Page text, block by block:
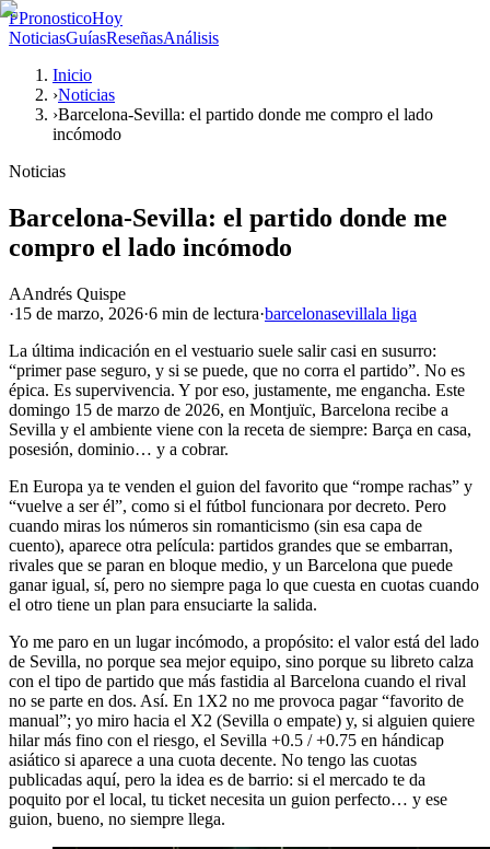
PPronosticoHoy
NoticiasGuíasReseñasAnálisis
Inicio
›Noticias
›Barcelona-Sevilla: el partido donde me compro el lado
incómodo
Noticias
Barcelona-Sevilla: el partido donde me
compro el lado incómodo
AAndrés Quispe
·15 de marzo, 2026·6 min de lectura·barcelonasevillala liga
La última indicación en el vestuario suele salir casi en susurro:
“primer pase seguro, y si se puede, que no corra el partido”. No es
épica. Es supervivencia. Y por eso, justamente, me engancha. Este
domingo 15 de marzo de 2026, en Montjuïc, Barcelona recibe a
Sevilla y el ambiente viene con la receta de siempre: Barça en casa,
posesión, dominio… y a cobrar.
En Europa ya te venden el guion del favorito que “rompe rachas” y
“vuelve a ser él”, como si el fútbol funcionara por decreto. Pero
cuando miras los números sin romanticismo (sin esa capa de
cuento), aparece otra película: partidos grandes que se embarran,
rivales que se paran en bloque medio, y un Barcelona que puede
ganar igual, sí, pero no siempre paga lo que cuesta en cuotas cuando
el otro tiene un plan para ensuciarte la salida.
Yo me paro en un lugar incómodo, a propósito: el valor está del lado
de Sevilla, no porque sea mejor equipo, sino porque su libreto calza
con el tipo de partido que más fastidia al Barcelona cuando el rival
no se parte en dos. Así. En 1X2 no me provoca pagar “favorito de
manual”; yo miro hacia el X2 (Sevilla o empate) y, si alguien quiere
hilar más fino con el riesgo, el Sevilla +0.5 / +0.75 en hándicap
asiático si aparece a una cuota decente. No tengo las cuotas
publicadas aquí, pero la idea es de barrio: si el mercado te da
poquito por el local, tu ticket necesita un guion perfecto… y ese
guion, bueno, no siempre llega.